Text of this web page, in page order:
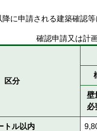
に申請される建築確認
確認申請又は計
区分
壁
必
トル以内